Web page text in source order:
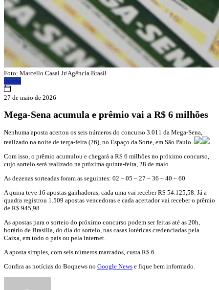
Foto: Marcello Casal Jr/Agência Brasil
loteria
27 de maio de 2026
Mega-Sena acumula e prêmio vai a R$ 6 milhões
Nenhuma aposta acertou os seis números do concurso 3.011 da Mega-Sena,
realizado na noite de terça-feira (26), no Espaço da Sorte, em São Paulo.
Com isso, o prêmio acumulou e chegará a R$ 6 milhões no próximo concurso,
cujo sorteio será realizado na próxima quinta-feira, 28 de maio .
As dezenas sorteadas foram as seguintes: 02 – 05 – 27 – 36 – 40 – 60
A quina teve 16 apostas ganhadoras, cada uma vai receber R$ 54.125,58. Já a
quadra registrou 1.509 apostas vencedoras e cada acertador vai receber o prêmio
de R$ 945,98.
As apostas para o sorteio do próximo concurso podem ser feitas até as 20h,
horário de Brasília, do dia do sorteio, nas casas lotéricas credenciadas pela
Caixa, em todo o país ou pela internet.
A aposta simples, com seis números marcados, custa R$ 6.
Confira as notícias do Boqnews no Google News e fique bem informado.